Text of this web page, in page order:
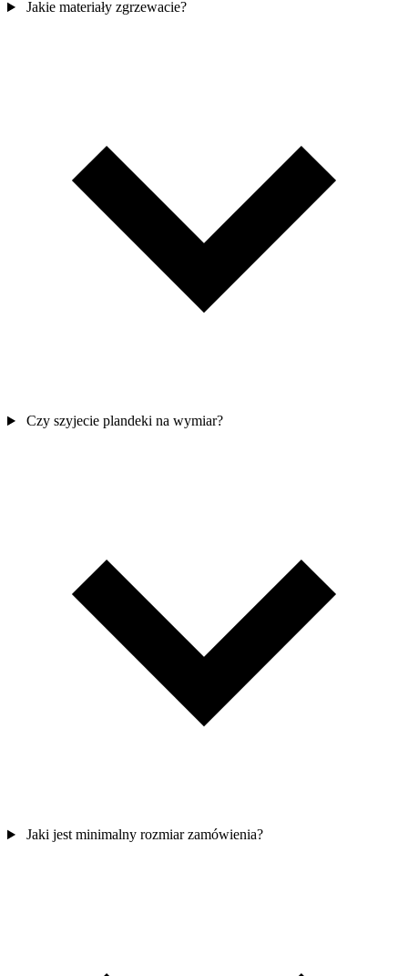
Jakie materiały zgrzewacie?
Czy szyjecie plandeki na wymiar?
Jaki jest minimalny rozmiar zamówienia?